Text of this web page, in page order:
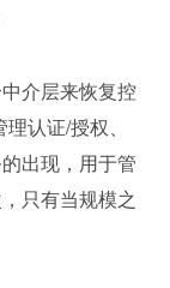
介层来恢复控
认证/授权、
出现，用于管
只有当规模之